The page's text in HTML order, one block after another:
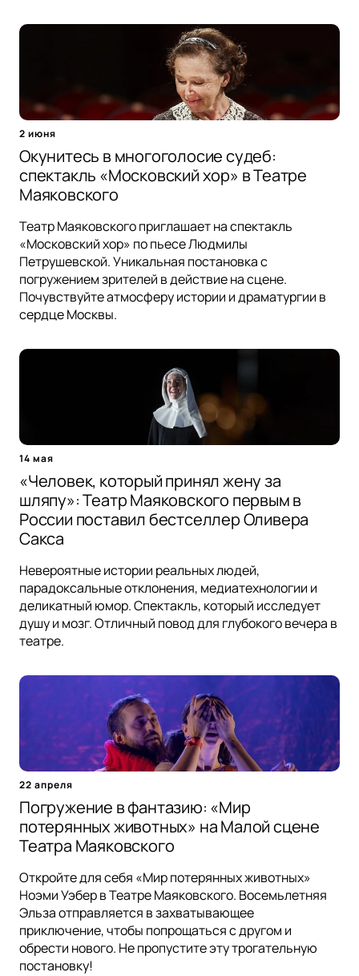
2 июня
Окунитесь в многоголосие судеб:
спектакль «Московский хор» в Театре
Маяковского
Театр Маяковского приглашает на спектакль
«Московский хор» по пьесе Людмилы
Петрушевской. Уникальная постановка с
погружением зрителей в действие на сцене.
Почувствуйте атмосферу истории и драматургии в
сердце Москвы.
14 мая
«Человек, который принял жену за
шляпу»: Театр Маяковского первым в
России поставил бестселлер Оливера
Сакса
Невероятные истории реальных людей,
парадоксальные отклонения, медиатехнологии и
деликатный юмор. Спектакль, который исследует
душу и мозг. Отличный повод для глубокого вечера в
театре.
22 апреля
Погружение в фантазию: «Мир
потерянных животных» на Малой сцене
Театра Маяковского
Откройте для себя «Мир потерянных животных»
Ноэми Уэбер в Театре Маяковского. Восемьлетняя
Эльза отправляется в захватывающее
приключение, чтобы попрощаться с другом и
обрести нового. Не пропустите эту трогательную
постановку!